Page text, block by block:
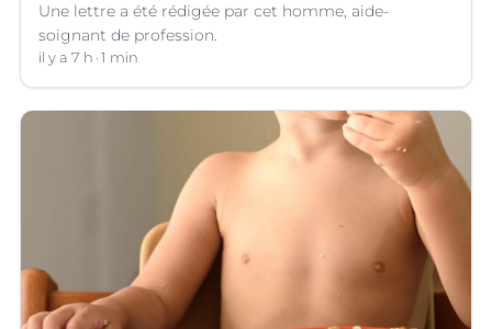
Une lettre a été rédigée par cet homme, aide-
soignant de profession.
il y a 7 h 1 min